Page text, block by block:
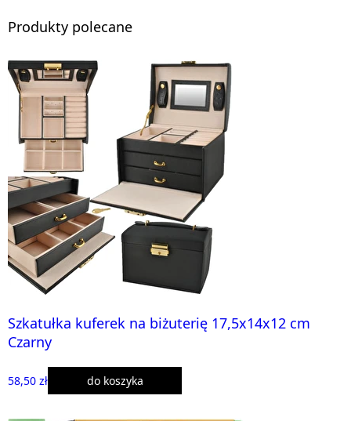
Produkty polecane
Szkatułka kuferek na biżuterię 17,5x14x12 cm
Czarny
58,50 zł do koszyka